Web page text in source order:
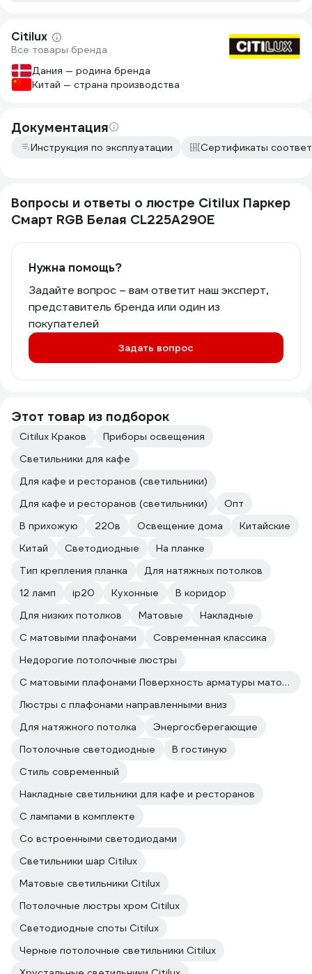
Citilux
Все товары бренда
Дания — родина бренда
Китай — страна производства
Документация
Инструкция по эксплуатации Сертификаты
Вопросы и ответы о люстре Citilux Паркер
Смарт RGB Белая CL225A290E
Нужна помощь?
Задайте вопрос – вам ответит наш эксперт,
представитель бренда или один из
покупателей
Задать вопрос
Этот товар из подборок
Citilux Краков
Приборы освещения
Светильники для кафе
Для кафе и ресторанов (светильники)
Для кафе и ресторанов (светильники)
Опт
В прихожую
220в Освещение дома
Китайские
Китай
Светодиодные
На планке
Тип крепления планка
Для натяжных потолков
12 ламп
ip20 Кухонные
В коридор
Для низких потолков
Матовые
Накладные
С матовыми плафонами
Современная классика
Недорогие потолочные люстры
С матовыми плафонами Поверхность арматуры матовая
Люстры с плафонами направленными вниз
Для натяжного потолка
Энергосберегающие
Потолочные светодиодные
В гостиную
Стиль современный
Накладные светильники для кафе и ресторанов
С лампами в комплекте
Со встроенными светодиодами
Светильники шар Citilux
Матовые светильники Citilux
Потолочные люстры хром Citilux
Светодиодные споты Citilux
Черные потолочные светильники Citilux